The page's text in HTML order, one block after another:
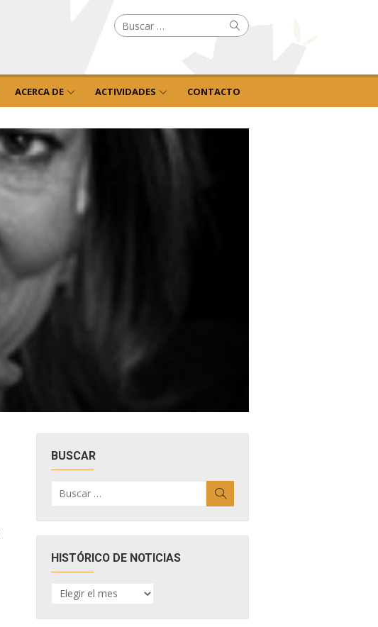
Buscar
por: Buscar
ACERCA DE ACTIVIDADES CONTACTO
BUSCAR
por:
HISTÓRICO DE NOTICIAS
HISTÓRICO
DE